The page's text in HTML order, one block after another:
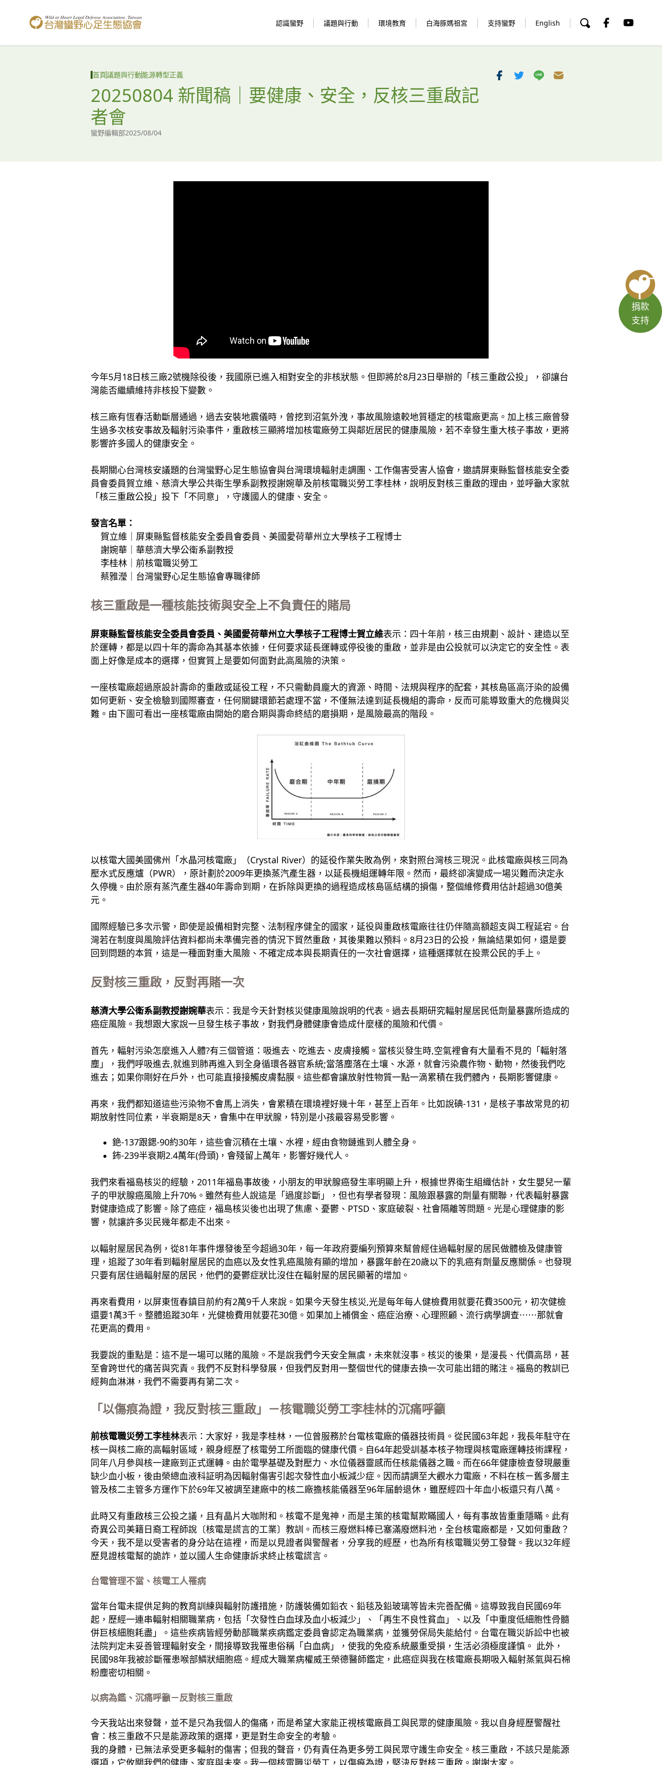
台灣蠻野心足生態協會
認識蠻野 議題與行動 環境教育 白海豚媽祖宮 支持蠻野 English
捐款
支持
首頁議題與行動能源轉型正義
20250804 新聞稿｜要健康、安全，反核三重啟記
者會
蠻野編輯部2025/08/04
今年5月18日核三廠2號機除役後，我國原已進入相對安全的非核狀態。但即將於8月23日舉辦的「核三重啟公投」，卻讓台
灣能否繼續維持非核投下變數。
核三廠有恆春活動斷層通過，過去安裝地震儀時，曾挖到沼氣外洩，事故風險遠較地質穩定的核電廠更高。加上核三廠曾發
生過多次核安事故及輻射污染事件，重啟核三顯將增加核電廠勞工與鄰近居民的健康風險，若不幸發生重大核子事故，更將
影響許多國人的健康安全。
長期關心台灣核安議題的台灣蠻野心足生態協會與台灣環境輻射走調團、工作傷害受害人協會，邀請屏東縣監督核能安全委
員會委員賀立維、慈濟大學公共衛生學系副教授謝婉華及前核電職災勞工李桂林，說明反對核三重啟的理由，並呼籲大家就
「核三重啟公投」投下「不同意」，守護國人的健康、安全。
發言名單：
賀立維｜屏東縣監督核能安全委員會委員、美國愛荷華州立大學核子工程博士
謝婉華｜華慈濟大學公衛系副教授
李桂林｜前核電職災勞工
蔡雅瀅｜台灣蠻野心足生態協會專職律師
核三重啟是一種核能技術與安全上不負責任的賭局
屏東縣監督核能安全委員會委員、美國愛荷華州立大學核子工程博士賀立維表示：四十年前，核三由規劃、設計、建造以至
於運轉，都是以四十年的壽命為其基本依據，任何要求延長運轉或停役後的重啟，並非是由公投就可以決定它的安全性。表
面上好像是成本的選擇，但實質上是要如何面對此高風險的決策。
一座核電廠超過原設計壽命的重啟或延役工程，不只需動員龐大的資源、時間、法規與程序的配套，其核島區高汙染的設備
如何更新、安全檢驗到國際審查，任何關鍵環節若處理不當，不僅無法達到延長機組的壽命，反而可能導致重大的危機與災
難。由下圖可看出一座核電廠由開始的磨合期與壽命終結的磨損期，是風險最高的階段。
以核電大國美國佛州「水晶河核電廠」（Crystal River）的延役作業失敗為例，來對照台灣核三現況。此核電廠與核三同為
壓水式反應爐（PWR），原計劃於2009年更換蒸汽產生器，以延長機組運轉年限。然而，最終卻演變成一場災難而決定永
久停機。由於原有蒸汽產生器40年壽命到期，在拆除與更換的過程造成核島區結構的損傷，整個維修費用估計超過30億美
元。
國際經驗已多次示警，即使是設備相對完整、法制程序健全的國家，延役與重啟核電廠往往仍伴隨高額超支與工程延宕。台
灣若在制度與風險評估資料都尚未準備完善的情況下貿然重啟，其後果難以預料。8月23日的公投，無論結果如何，還是要
回到問題的本質，這是一種面對重大風險、不確定成本與長期責任的一次社會選擇，這種選擇就在投票公民的手上。
反對核三重啟，反對再賭一次
慈濟大學公衛系副教授謝婉華表示：我是今天針對核災健康風險說明的代表。過去長期研究輻射屋居民低劑量暴露所造成的
癌症風險。我想跟大家說一旦發生核子事故，對我們身體健康會造成什麼樣的風險和代價。
首先，輻射污染怎麼進入人體?有三個管道：吸進去、吃進去、皮膚接觸。當核災發生時,空氣裡會有大量看不見的「輻射落
塵」，我們呼吸進去,就進到肺再進入到全身循環各器官系統;當落塵落在土壤、水源，就會污染農作物、動物，然後我們吃
進去；如果你剛好在戶外，也可能直接接觸皮膚黏膜。這些都會讓放射性物質一點一滴累積在我們體內，長期影響健康。
再來，我們都知道這些污染物不會馬上消失，會累積在環境裡好幾十年，甚至上百年。比如說碘-131，是核子事故常見的初
期放射性同位素，半衰期是8天，會集中在甲狀腺，特別是小孩最容易受影響。
銫-137跟鍶-90約30年，這些會沉積在土壤、水裡，經由食物鏈進到人體全身。
鈽-239半衰期2.4萬年(骨頭)，會殘留上萬年，影響好幾代人。
我們來看福島核災的經驗，2011年福島事故後，小朋友的甲狀腺癌發生率明顯上升，根據世界衛生組織估計，女生嬰兒一輩
子的甲狀腺癌風險上升70%。雖然有些人說這是「過度診斷」，但也有學者發現：風險跟暴露的劑量有關聯，代表輻射暴露
對健康造成了影響。除了癌症，福島核災後也出現了焦慮、憂鬱、PTSD、家庭破裂、社會隔離等問題。光是心理健康的影
響，就讓許多災民幾年都走不出來。
以輻射屋居民為例，從81年事件爆發後至今超過30年，每一年政府要編列預算來幫曾經住過輻射屋的居民做體檢及健康管
理，追蹤了30年看到輻射屋居民的血癌以及女性乳癌風險有顯的增加，暴露年齡在20歲以下的乳癌有劑量反應關係。也發現
只要有居住過輻射屋的居民，他們的憂鬱症狀比沒住在輻射屋的居民顯著的增加。
再來看費用，以屏東恆春鎮目前約有2萬9千人來說。如果今天發生核災,光是每年每人健檢費用就要花費3500元，初次健檢
還要1萬3千。整體追蹤30年，光健檢費用就要花30億。如果加上補償金、癌症治療、心理照顧、流行病學調查⋯⋯那就會
花更高的費用。
我要說的重點是：這不是一場可以賭的風險。不是說我們今天安全無虞，未來就沒事。核災的後果，是漫長、代價高昂，甚
至會跨世代的痛苦與究責。我們不反對科學發展，但我們反對用一整個世代的健康去換一次可能出錯的賭注。福島的教訓已
經夠血淋淋，我們不需要再有第二次。
「以傷痕為證，我反對核三重啟」－核電職災勞工李桂林的沉痛呼籲
前核電職災勞工李桂林表示：大家好，我是李桂林，一位曾服務於台電核電廠的儀器技術員。從民國63年起，我長年駐守在
核一與核二廠的高輻射區域，親身經歷了核電勞工所面臨的健康代價。自64年起受訓基本核子物理與核電廠運轉技術課程，
同年八月參與核一建廠到正式運轉。由於電學基礎及對壓力、水位儀器靈感而任核能儀器之職。而在66年健康檢查發現嚴重
缺少血小板，後由榮總血液科証明為因輻射傷害引起次發性血小板減少症。因而請調至大觀水力電廠，不料在核ㄧ舊多層主
管及核二主管多方運作下於69年又被調至建廠中的核二廠擔核能儀器至96年届齡退休，雖歷經四十年血小板還只有八萬。
此時又有重啟核三公投之議，且有晶片大咖附和。核電不是鬼神，而是主策的核電幫欺瞞國人，每有事故皆重重隱瞞。此有
奇異公司美籍日裔工程師說〔核電是謊言的工業〕教訓。而核三廢燃料棒已塞滿廢燃料池，全台核電廠都是，又如何重啟？
今天，我不是以受害者的身分站在這裡，而是以見證者與警醒者，分享我的經歷，也為所有核電職災勞工發聲。我以32年經
歷見證核電幫的詭詐，並以國人生命健康訴求終止核電謊言。
台電管理不當、核電工人罹病
當年台電未提供足夠的教育訓練與輻射防護措施，防護裝備如鉛衣、鉛毯及鉛玻璃等皆未完善配備。這導致我自民國69年
起，歷經一連串輻射相關職業病，包括「次發性白血球及血小板減少」、「再生不良性貧血」、以及「中重度低細胞性骨髓
併巨核細胞耗盡」。這些疾病皆經勞動部職業疾病鑑定委員會認定為職業病，並獲勞保局失能給付。台電在職災訴訟中也被
法院判定未妥善管理輻射安全，間接導致我罹患俗稱「白血病」，使我的免疫系統嚴重受損，生活必須極度謹慎。 此外，
民國98年我被診斷罹患喉部鱗狀細胞癌。經成大職業病權威王榮德醫師鑑定，此癌症與我在核電廠長期吸入輻射蒸氣與石棉
粉塵密切相關。
以病為鑑、沉痛呼籲－反對核三重啟
今天我站出來發聲，並不是只為我個人的傷痛，而是希望大家能正視核電廠員工與民眾的健康風險。我以自身經歷警醒社
會：核三重啟不只是能源政策的選擇，更是對生命安全的考驗。
我的身體，已無法承受更多輻射的傷害；但我的聲音，仍有責任為更多勞工與民眾守護生命安全。核三重啟，不該只是能源